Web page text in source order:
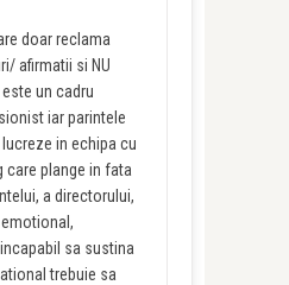
doar reclama
afirmatii si NU
un cadru
iar parintele
in echipa cu
care plange in fata
a directorului,
sa sustina
trebuie sa